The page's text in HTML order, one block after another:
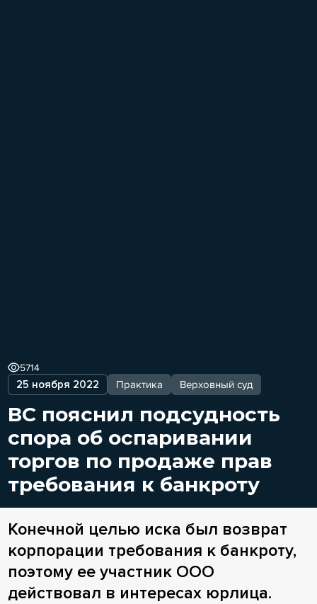
25 ноября 2022 Практика Верховный суд
5714
ВС пояснил подсудность
спора об оспаривании
торгов по продаже прав
требования к банкроту
Конечной целью иска был возврат
корпорации требования к банкроту,
поэтому ее участник ООО
действовал в интересах юрлица.